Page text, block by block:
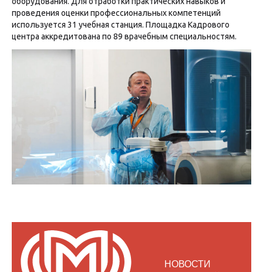
проведения оценки профессиональных компетенций
используется 31 учебная станция. Площадка Кадрового
центра аккредитована по 89 врачебным специальностям.
НОВОСТИ